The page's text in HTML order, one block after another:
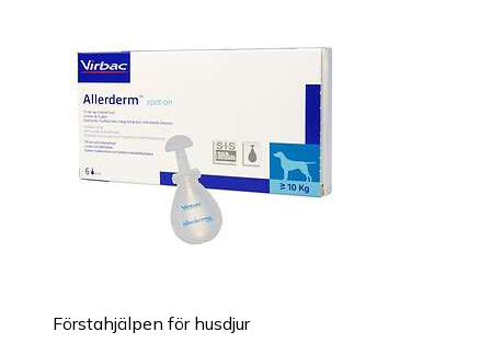
Förstahjälpen för husdjur